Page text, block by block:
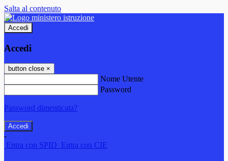
Salta al contenuto
Accedi
Accedi
button close ×
Nome Utente
Password
Password dimenticata?
-
Entra con SPID Entra con CIE